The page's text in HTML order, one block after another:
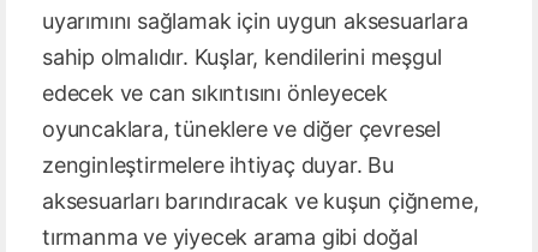
uyarımını sağlamak için uygun aksesuarlara
sahip olmalıdır. Kuşlar, kendilerini meşgul
edecek ve can sıkıntısını önleyecek
oyuncaklara, tüneklere ve diğer çevresel
zenginleştirmelere ihtiyaç duyar. Bu
aksesuarları barındıracak ve kuşun çiğneme,
tırmanma ve yiyecek arama gibi doğal